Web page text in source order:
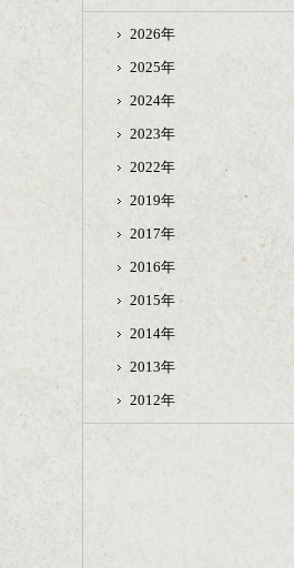
2026年
2025年
2024年
2023年
2022年
2019年
2017年
2016年
2015年
2014年
2013年
2012年